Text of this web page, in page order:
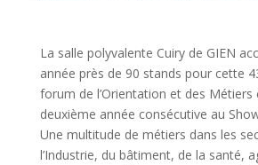
La salle polyvalente Cuiry de GIEN
année près de 90 stands pour cette
forum de l’Orientation et des Métiers
deuxième année consécutive au
Une multitude de métiers dans les
l’Industrie, du bâtiment, de la santé,